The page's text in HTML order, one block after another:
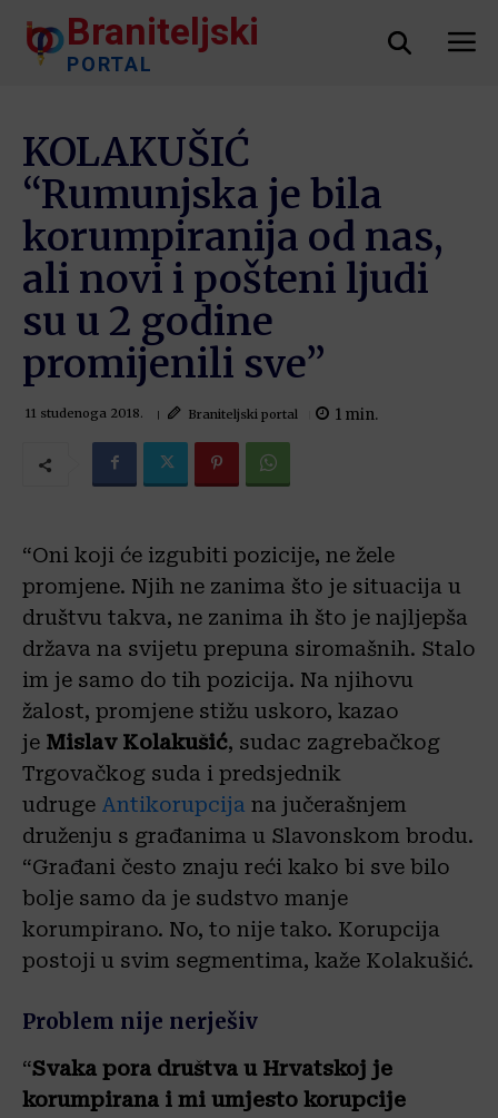
Braniteljski
PORTAL
KOLAKUŠIĆ
“Rumunjska je bila
korumpiranija od nas,
ali novi i pošteni ljudi
su u 2 godine
promijenili sve”
11 studenoga 2018. Braniteljski portal 1 min.
“Oni koji će izgubiti pozicije, ne žele
promjene. Njih ne zanima što je situacija u
društvu takva, ne zanima ih što je najljepša
država na svijetu prepuna siromašnih. Stalo
im je samo do tih pozicija. Na njihovu
žalost, promjene stižu uskoro, kazao
je Mislav Kolakušić, sudac zagrebačkog
Trgovačkog suda i predsjednik
udruge Antikorupcija na jučerašnjem
druženju s građanima u Slavonskom brodu.
“Građani često znaju reći kako bi sve bilo
bolje samo da je sudstvo manje
korumpirano. No, to nije tako. Korupcija
postoji u svim segmentima, kaže Kolakušić.
Problem nije nerješiv
“Svaka pora društva u Hrvatskoj je
korumpirana i mi umjesto korupcije